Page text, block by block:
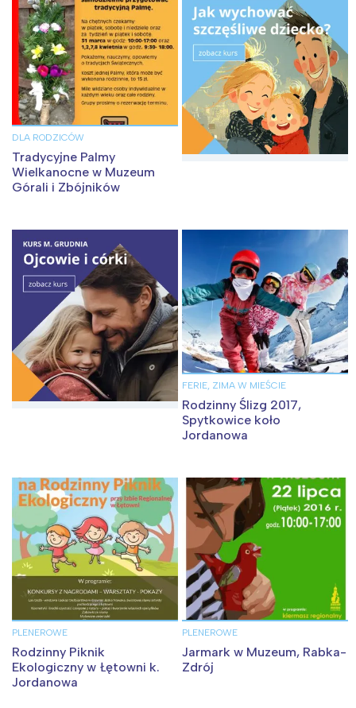
DLA RODZICÓW
Tradycyjne Palmy
Wielkanocne w Muzeum
Górali i Zbójników
FERIE, ZIMA W MIEŚCIE
Rodzinny Ślizg 2017,
Spytkowice koło
Jordanowa
PLENEROWE
Rodzinny Piknik
Ekologiczny w Łętowni k.
Jordanowa
PLENEROWE
Jarmark w Muzeum, Rabka-
Zdrój
Łódź
Trójmiasto
Poznań
Wrocław
Kraków
Południe
Północ
Wszystkie
Wybieram